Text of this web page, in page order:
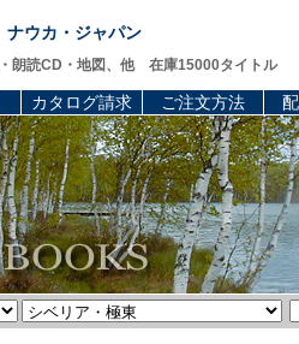
ナウカ・ジャパン
朗読CD・地図、他 在庫15000タイトル
カタログ請求 ご注文方法